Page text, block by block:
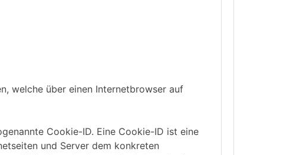
welche über einen Internetbrowser auf
Cookie-ID. Eine Cookie-ID ist eine
und Server dem konkreten